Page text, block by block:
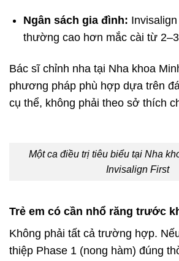
Ngân sách gia đình:
thường cao hơn mắc cài từ
Bác sĩ chỉnh nha tại Nha khoa
phương pháp phù hợp dựa trên
cụ thể, không phải theo sở thích
Một ca điều trị tiêu biểu tại Nha
Invisalign First
Trẻ em có cần nhổ răng trước
Không phải tất cả trường hợp.
thiệp Phase 1 (nong hàm) đúng